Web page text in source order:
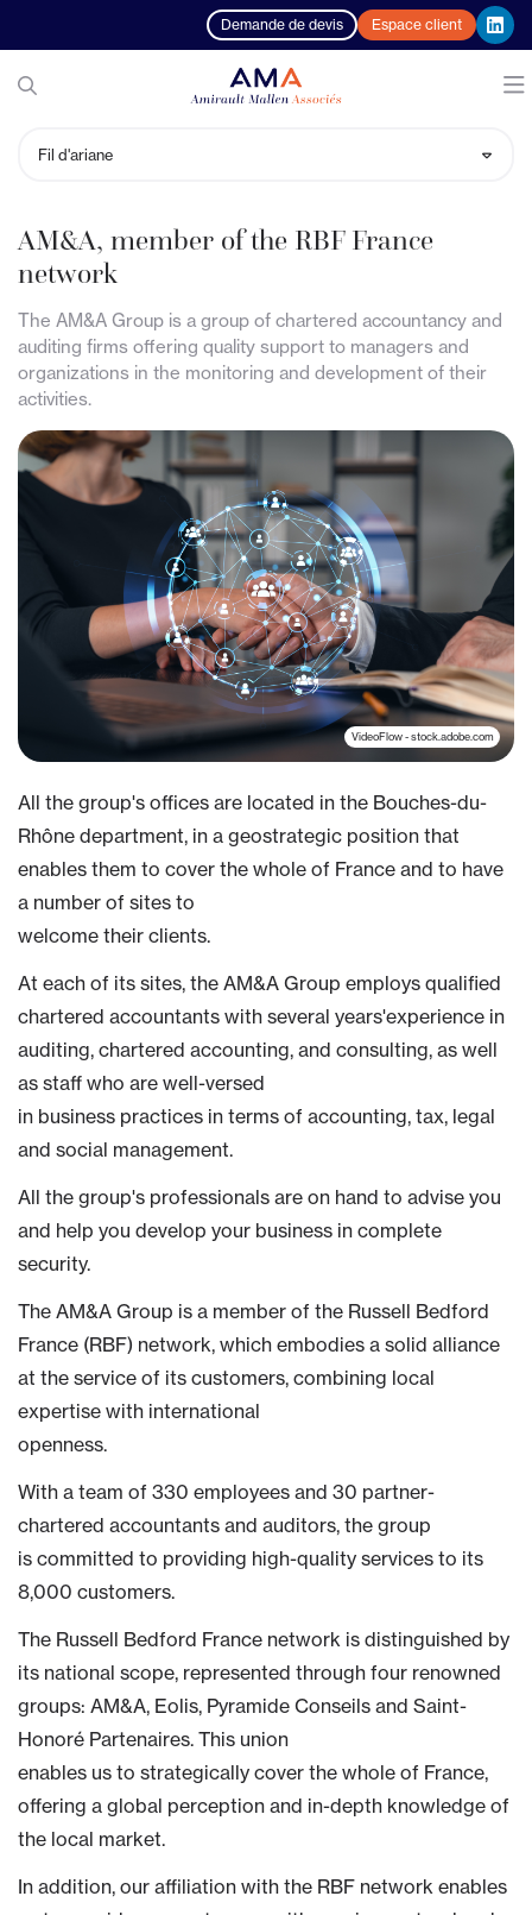
Demande de devis Espace client
Notre cabinet
Nos bureaux
Nos équipes
Notre réseau - Russell Bedford
AM&A, member of the RBF France network
Outil - Connect Business
Comptabilité et Fiscalité
Audit et commissariat aux comptes
Sociale
Conseil et Gestion
Juridique
Gestion de patrimoine
Votre profil
TPE et entrepreneurs
PME et ETI
Professions libérales
Associations
Artisans - BTP
Franchiseurs - Franchisés
Actualités
Actualités
M'informer sur mon secteur
Guide de la gestion de patrimoine
Échéanciers
Simulateurs
Recrutement
Toutes nos offres d'emploi
Nous rejoindre
Blog
Contact
Fil d'ariane
AM&A, member of the RBF France
network
The AM&A Group is a group of chartered accountancy and
auditing firms offering quality support to managers and
organizations in the monitoring and development of their
activities.
VideoFlow - stock.adobe.com
All the group's offices are located in the Bouches-du-
Rhône department, in a geostrategic position that
enables them to cover the whole of France and to have
a number of sites to
welcome their clients.
At each of its sites, the AM&A Group employs qualified
chartered accountants with several years'experience in
auditing, chartered accounting, and consulting, as well
as staff who are well-versed
in business practices in terms of accounting, tax, legal
and social management.
All the group's professionals are on hand to advise you
and help you develop your business in complete
security.
The AM&A Group is a member of the Russell Bedford
France (RBF) network, which embodies a solid alliance
at the service of its customers, combining local
expertise with international
openness.
With a team of 330 employees and 30 partner-
chartered accountants and auditors, the group
is committed to providing high-quality services to its
8,000 customers.
The Russell Bedford France network is distinguished by
its national scope, represented through four renowned
groups: AM&A, Eolis, Pyramide Conseils and Saint-
Honoré Partenaires. This union
enables us to strategically cover the whole of France,
offering a global perception and in-depth knowledge of
the local market.
In addition, our affiliation with the RBF network enables